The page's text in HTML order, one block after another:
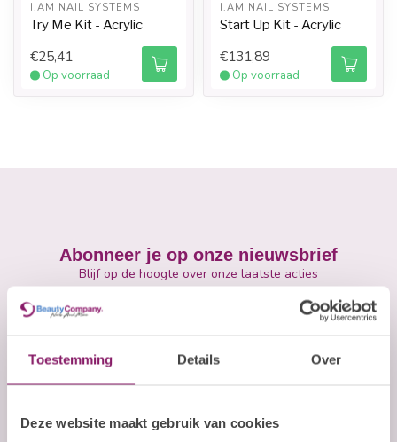
Toestemming Details Over
Deze website maakt gebruik van cookies
I.AM NAIL SYSTEMS
Try Me Kit - Acrylic
€25,41
Op voorraad
I.AM NAIL SYSTEMS
Start Up Kit - Acrylic
€131,89
Op voorraad
Abonneer je op onze nieuwsbrief
Blijf op de hoogte over onze laatste acties
E-mailadres
Abonneer